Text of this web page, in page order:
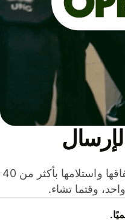
وفّر المال عند إرسال الأموال وإنفاقها واستلامها بأكثر من 40
وقتما تشاء.